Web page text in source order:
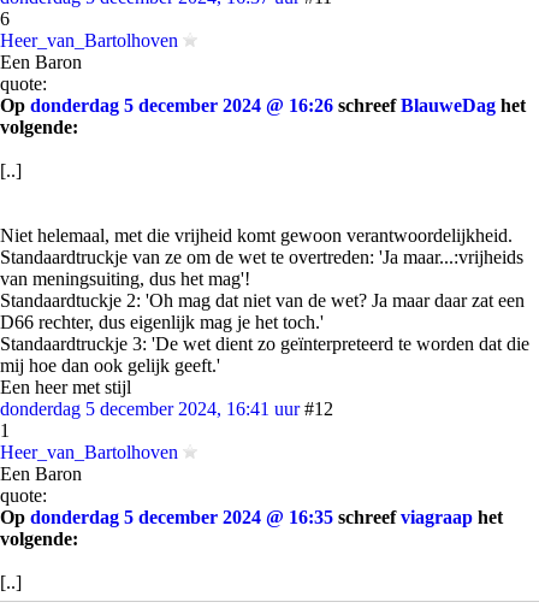
6
Heer_van_Bartolhoven
Een Baron
quote:
Op donderdag 5 december 2024 @ 16:26 schreefBlauweDag het
volgende:
[..]
Niet helemaal, met die vrijheid komt gewoon verantwoordelijkheid.
Standaardtruckje van ze om de wet te overtreden: 'Ja maar...:vrijheids
van meningsuiting, dus het mag'!
Standaardtuckje 2: 'Oh mag dat niet van de wet? Ja maar daar zat een
D66 rechter, dus eigenlijk mag je het toch.'
Standaardtruckje 3: 'De wet dient zo geïnterpreteerd te worden dat die
mij hoe dan ook gelijk geeft.'
Een heer met stijl
donderdag 5 december 2024, 16:41 uur #12
1
Heer_van_Bartolhoven
Een Baron
quote:
Op donderdag 5 december 2024 @ 16:35 schreefviagraap het
volgende:
[..]